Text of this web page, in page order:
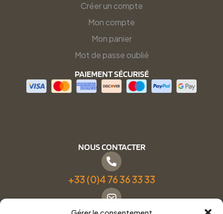
Créer un compte
Mon compte
Mon panier
Mot de passe oublié
PAIEMENT SÉCURISÉ
NOUS CONTACTER
+33 (0)4 76 36 33 33